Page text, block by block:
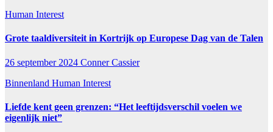
Human Interest
Grote taaldiversiteit in Kortrijk op Europese Dag van de Talen
26 september 2024 Conner Cassier
Binnenland Human Interest
Liefde kent geen grenzen: “Het leeftijdsverschil voelen we
eigenlijk niet”